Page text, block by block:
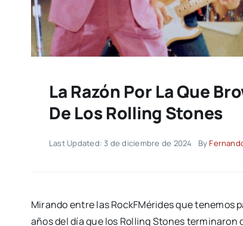
La Razón Por La Que
De Los Rolling Stones
Last Updated: 3 de diciembre de 2024 By
Mirando entre las RockFMérides que tenemos
años del día que los Rolling Stones